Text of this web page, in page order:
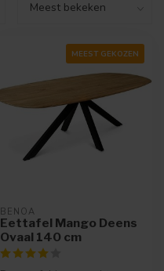
MEEST GEKOZEN
BENOA
Eettafel Mango Deens
Ovaal 140 cm